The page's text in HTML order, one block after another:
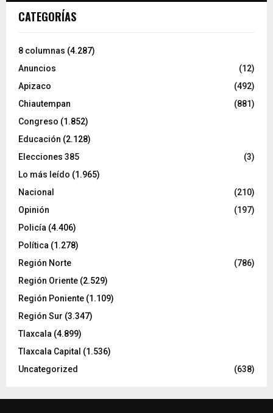
CATEGORÍAS
8 columnas (4.287)
Anuncios
(12)
Apizaco
(492)
Chiautempan
(881)
Congreso (1.852)
Educación (2.128)
Elecciones 385
(3)
Lo más leído (1.965)
Nacional
(210)
Opinión
(197)
Policía (4.406)
Política (1.278)
Región Norte
(786)
Región Oriente (2.529)
Región Poniente (1.109)
Región Sur (3.347)
Tlaxcala (4.899)
Tlaxcala Capital (1.536)
Uncategorized
(638)